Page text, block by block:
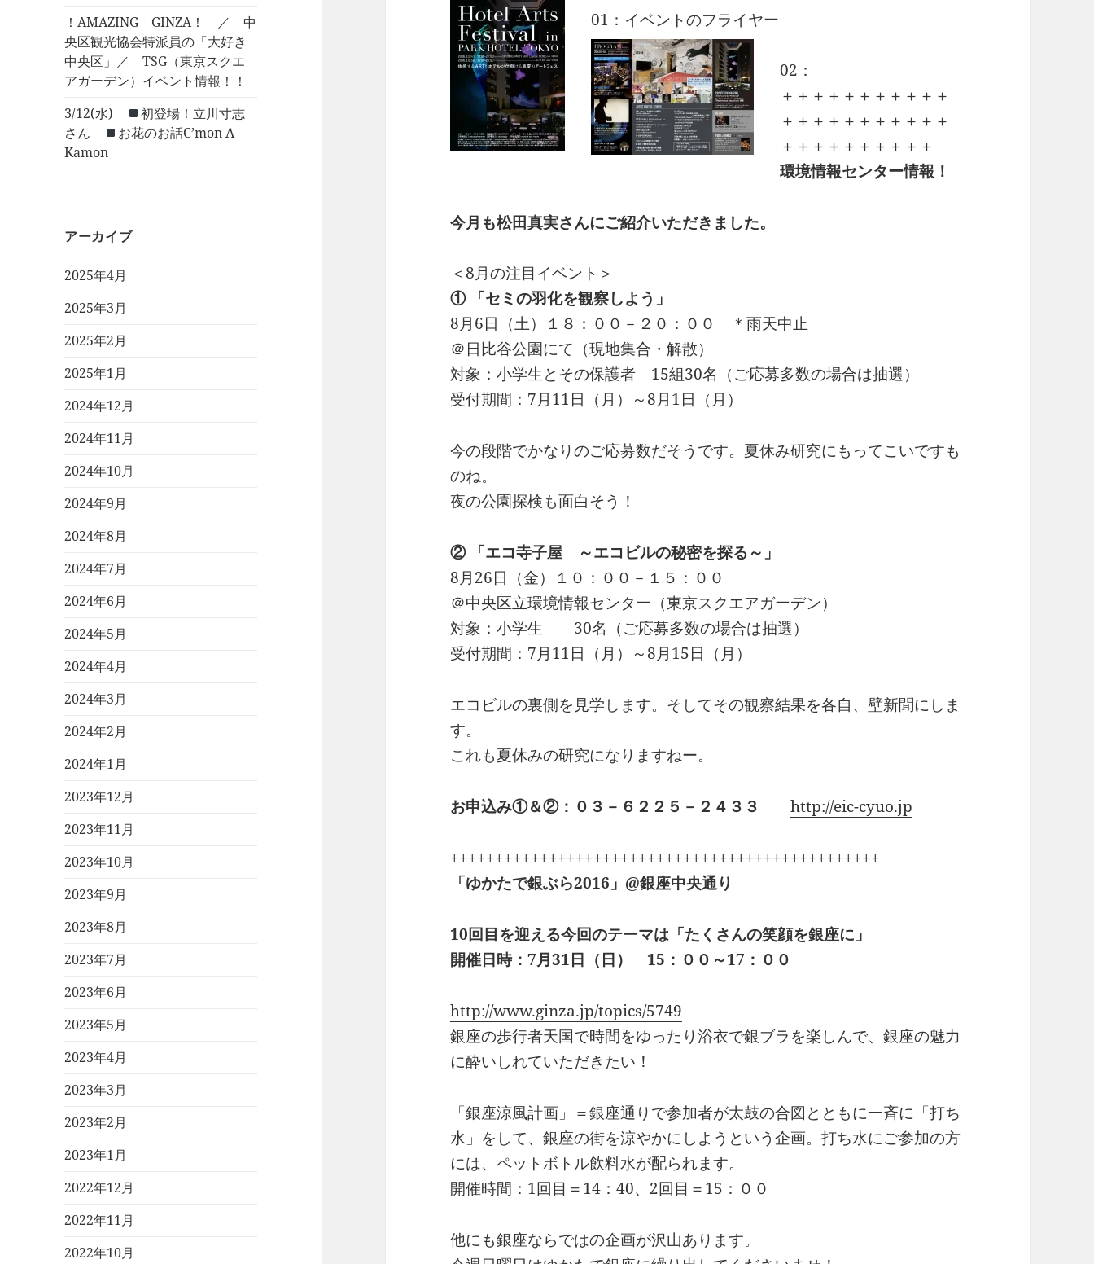
！AMAZING GINZA！ ／ 中
央区観光協会特派員の「大好き
中央区」／ TSG（東京スクエ
アガーデン）イベント情報！！
3/12(水)
初登場！立川寸志
さん
お花のお話C’mon A
Kamon
アーカイブ
2025年4月
2025年3月
2025年2月
2025年1月
2024年12月
2024年11月
2024年10月
2024年9月
2024年8月
2024年7月
2024年6月
2024年5月
2024年4月
2024年3月
2024年2月
2024年1月
2023年12月
2023年11月
2023年10月
2023年9月
2023年8月
2023年7月
2023年6月
2023年5月
2023年4月
2023年3月
2023年2月
2023年1月
2022年12月
2022年11月
2022年10月
01：イベントのフライヤー
02：
＋＋＋＋＋＋＋＋＋＋＋
＋＋＋＋＋＋＋＋＋＋＋
＋＋＋＋＋＋＋＋＋＋
環境情報センター情報！
今月も松田真実さんにご紹介いただきました。
＜8月の注目イベント＞
① 「セミの羽化を観察しよう」
8月6日（土）１８：００－２０：００ ＊雨天中止
＠日比谷公園にて（現地集合・解散）
対象：小学生とその保護者 15組30名（ご応募多数の場合は抽選）
受付期間：7月11日（月）～8月1日（月）
今の段階でかなりのご応募数だそうです。夏休み研究にもってこいですも
のね。
夜の公園探検も面白そう！
② 「エコ寺子屋 ～エコビルの秘密を探る～」
8月26日（金）１０：００－１５：００
＠中央区立環境情報センター（東京スクエアガーデン）
対象：小学生 30名（ご応募多数の場合は抽選）
受付期間：7月11日（月）～8月15日（月）
エコビルの裏側を見学します。そしてその観察結果を各自、壁新聞にしま
す。
これも夏休みの研究になりますねー。
お申込み①＆②：０３－６２２５－２４３３ http://eic-cyuo.jp
++++++++++++++++++++++++++++++++++++++++++++++++
「ゆかたで銀ぶら2016」@銀座中央通り
10回目を迎える今回のテーマは「たくさんの笑顔を銀座に」
開催日時：7月31日（日） 15：００～17：００
http://www.ginza.jp/topics/5749
銀座の歩行者天国で時間をゆったり浴衣で銀ブラを楽しんで、銀座の魅力
に酔いしれていただきたい！
「銀座涼風計画」＝銀座通りで参加者が太鼓の合図とともに一斉に「打ち
水」をして、銀座の街を涼やかにしようという企画。打ち水にご参加の方
には、ペットボトル飲料水が配られます。
開催時間：1回目＝14：40、2回目＝15：００
他にも銀座ならではの企画が沢山あります。